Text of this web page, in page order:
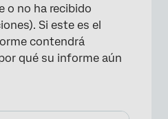
o no ha recibido
Si este es el
contendrá
qué su informe aún